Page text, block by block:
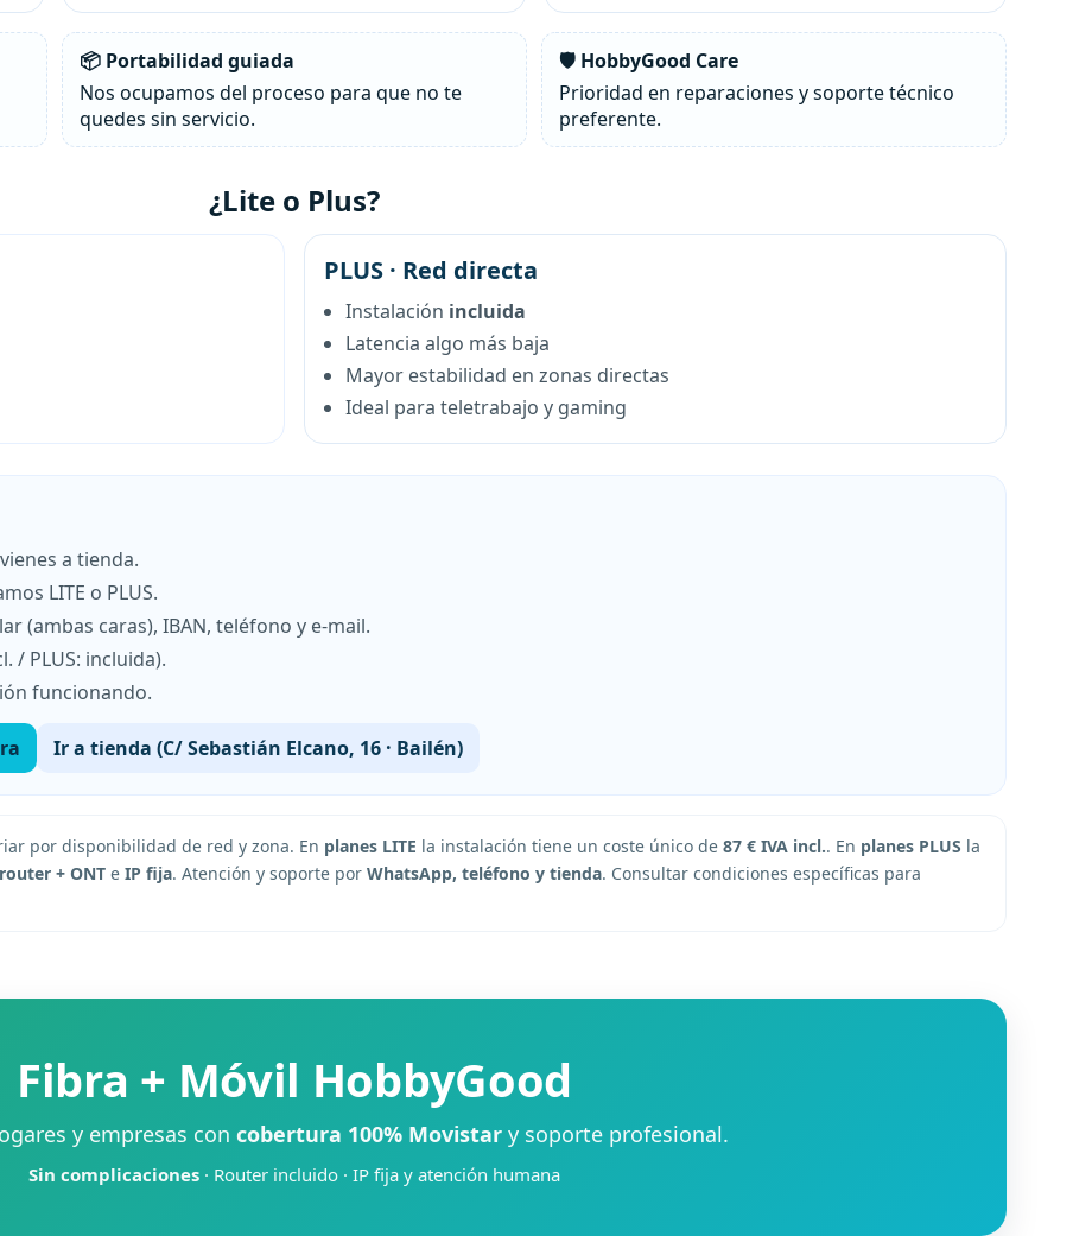
📦 Portabilidad guiada
Nos ocupamos del proceso para que no te
quedes sin servicio.
🛡️ HobbyGood Care
Prioridad en reparaciones y soporte técnico
preferente.
¿Lite o Plus?
PLUS · Red directa
Instalación incluida
Latencia algo más baja
Mayor estabilidad en zonas directas
Ideal para teletrabajo y gaming
a tienda.
LITE o PLUS.
(ambas caras), IBAN, teléfono y e-mail.
/ PLUS: incluida).
funcionando.
Ir a tienda (C/ Sebastián Elcano, 16 · Bailén)
por disponibilidad de red y zona. En planes LITE la instalación tiene un coste único de 87 € IVA incl.. En planes PLUS la
router + ONT e IP fija. Atención y soporte por WhatsApp, teléfono y tienda. Consultar condiciones específicas para
Fibra + Móvil HobbyGood
y empresas con cobertura 100% Movistary soporte profesional.
Sin complicaciones · Router incluido · IP fija y atención humana